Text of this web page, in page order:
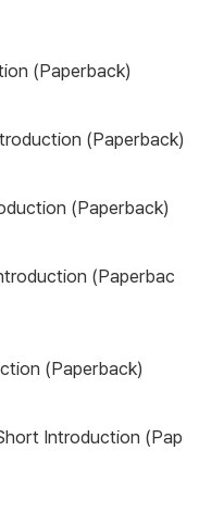
(Paperback)
(Paperback)
(Paperback)
(Paperbac
(Paperback)
Introduction (Pap